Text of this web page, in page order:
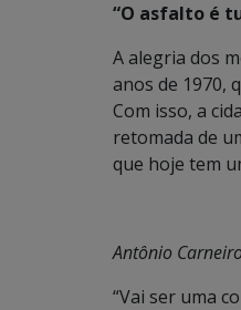
“O asfalto é
A alegria dos
anos de 1970,
Com isso, a
retomada de
que hoje tem
Antônio
“Vai ser uma